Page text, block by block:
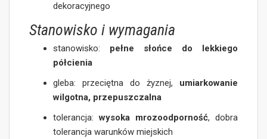
dekoracyjnego
Stanowisko i wymagania
stanowisko: pełne słońce do lekkiego
półcienia
gleba: przeciętna do żyznej, umiarkowanie
wilgotna, przepuszczalna
tolerancja:wysoka mrozoodporność, dobra
tolerancja warunków miejskich